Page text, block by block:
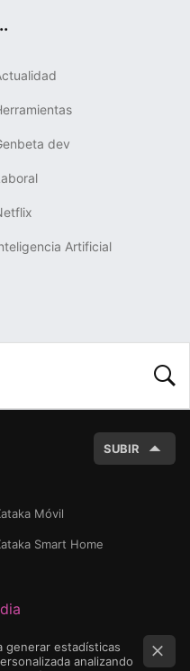
dev
Artificial
SUBIR
Móvil
Smart Home
generar estadísticas
analizando